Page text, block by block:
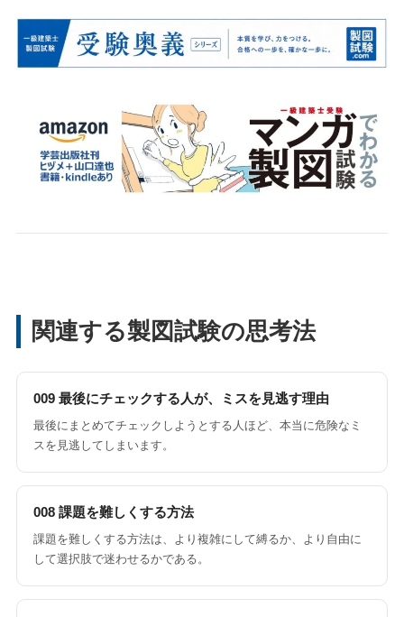
関連する製図試験の思考法
009 最後にチェックする人が、ミスを見逃す理由
最後にまとめてチェックしようとする人ほど、本当に危険なミ
スを見逃してしまいます。
008 課題を難しくする方法
課題を難しくする方法は、より複雑にして縛るか、より自由に
して選択肢で迷わせるかである。